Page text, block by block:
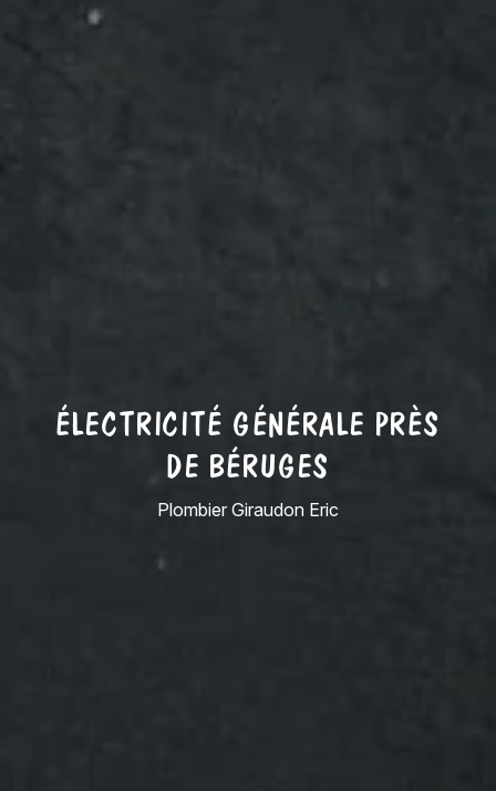
ÉLECTRICITÉ GÉNÉRALE PRÈS
DE BÉRUGES
Plombier Giraudon Eric